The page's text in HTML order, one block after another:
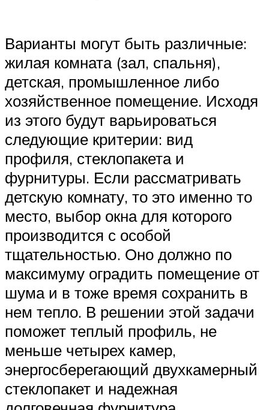
Варианты могут быть различные:
жилая комната (зал, спальня),
детская, промышленное либо
хозяйственное помещение. Исходя
из этого будут варьироваться
следующие критерии: вид
профиля, стеклопакета и
фурнитуры. Если рассматривать
детскую комнату, то это именно то
место, выбор окна для которого
производится с особой
тщательностью. Оно должно по
максимуму оградить помещение от
шума и в тоже время сохранить в
нем тепло. В решении этой задачи
поможет теплый профиль, не
меньше четырех камер,
энергосберегающий двухкамерный
стеклопакет и надежная